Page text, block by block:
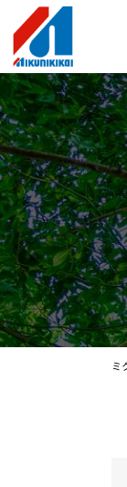
ミ